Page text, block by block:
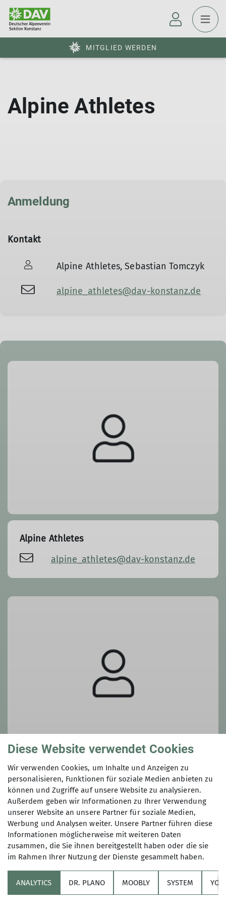
MITGLIED WERDEN
Alpine Athletes
Anmeldung
Kontakt
Alpine Athletes, Sebastian Tomczyk
alpine_athletes@dav-konstanz.de
Alpine Athletes
alpine_athletes@dav-konstanz.de
Sebastian Tomczyk
sebastian.tomczyk@dav-
konstanz.de
Diese Website verwendet Cookies
Wir verwenden Cookies, um Inhalte und Anzeigen zu
personalisieren, Funktionen für soziale Medien anbieten zu
können und Zugriffe auf unsere Website zu analysieren.
Außerdem geben wir Informationen zu Ihrer Verwendung
unserer Website an unsere Partner für soziale Medien,
Werbung und Analysen weiter. Unsere Partner führen diese
Informationen möglicherweise mit weiteren Daten
zusammen, die Sie ihnen bereitgestellt haben oder die sie
im Rahmen Ihrer Nutzung der Dienste gesammelt haben.
ANALYTICS DR. PLANO MOOBLY SYSTEM